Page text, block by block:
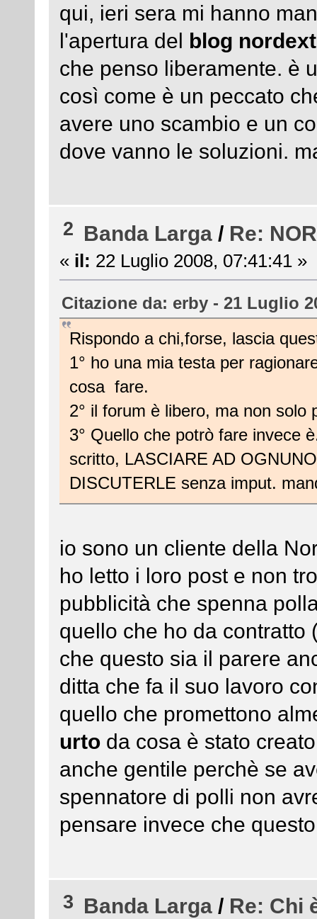
qui, ieri sera mi hanno
l'apertura del blog nordext
che penso liberamente. è
così come è un peccato
avere uno scambio e un
dove vanno le soluzioni.
2 Banda Larga / Re:
« il: 22 Luglio 2008, 07:41:41 »
Citazione da: erby - 21 Luglio
Rispondo a chi,forse, lascia
1° ho una mia testa per
cosa fare.
2° il forum è libero, ma non solo
3° Quello che potrò fare invece
scritto, LASCIARE AD
DISCUTERLE senza imput.
io sono un cliente della
ho letto i loro post e non
pubblicità che spenna
quello che ho da contratto
che questo sia il parere
ditta che fa il suo lavoro
quello che promettono
urtoda cosa è stato
anche gentile perchè se
spennatore di polli non
pensare invece che
3 Banda Larga / Re: Chi